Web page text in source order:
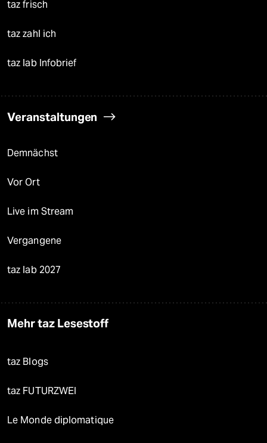
taz frisch
taz zahl ich
taz lab Infobrief
Veranstaltungen
Demnächst
Vor Ort
Live im Stream
Vergangene
taz lab 2027
Mehr taz Lesestoff
taz Blogs
taz FUTURZWEI
Le Monde diplomatique